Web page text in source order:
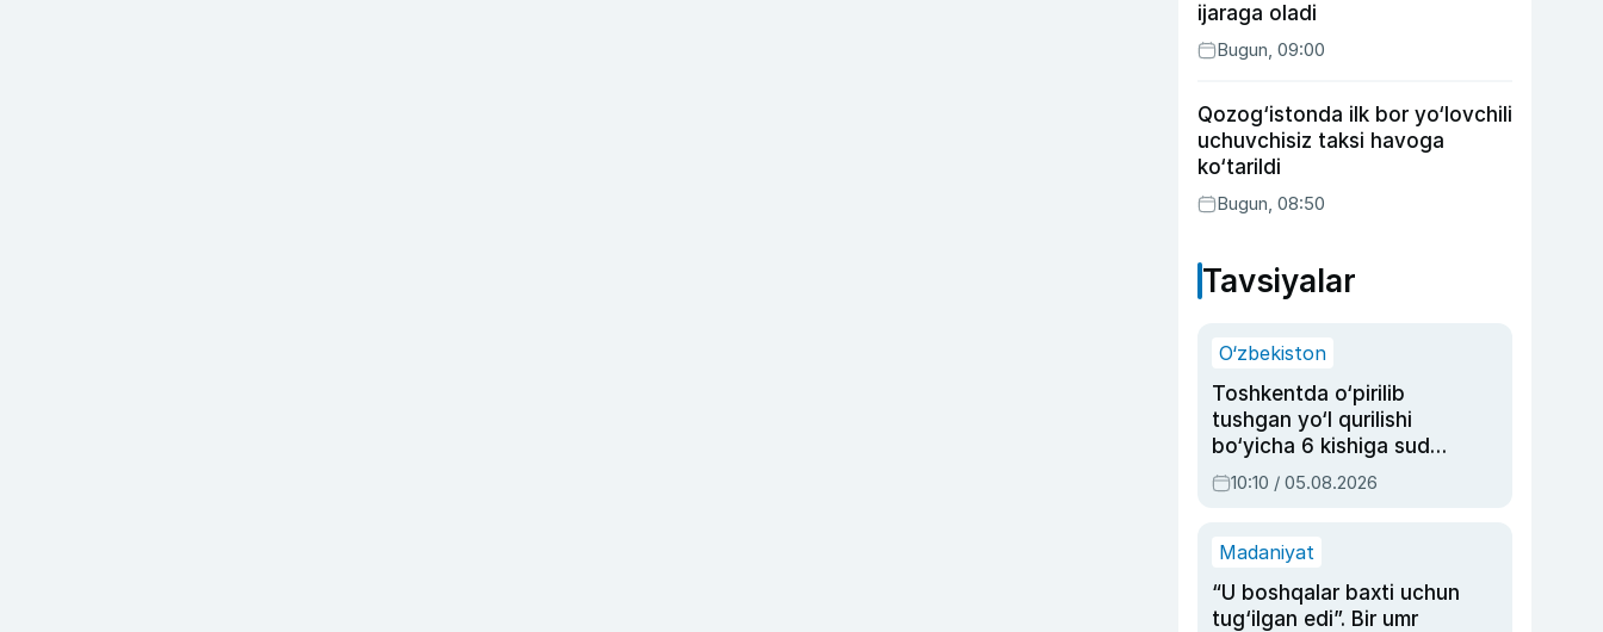
ijaraga oladi
Bugun, 09:00
Qozog‘istonda ilk bor yo‘lovchili
uchuvchisiz taksi havoga
ko‘tarildi
Bugun, 08:50
Tavsiyalar
O‘zbekiston
Toshkentda o‘pirilib
tushgan yo‘l qurilishi
bo‘yicha 6 kishiga sud
hukmi o‘qildi
10:10 / 05.08.2026
Madaniyat
“U boshqalar baxti uchun
tug‘ilgan edi”. Bir umr